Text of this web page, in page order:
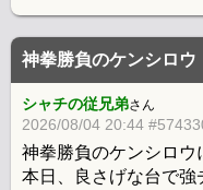
神拳勝負のケンシロウ
シャチの従兄弟さん
2026/08/04 20:44
神拳勝負のケンシロウ
本日、良さげな台で